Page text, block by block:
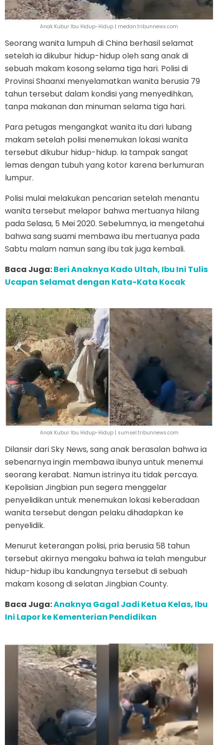
Anak Kubur Ibu Hidup-Hidup | medan.tribunnews.com
Seorang wanita lumpuh di China berhasil selamat
setelah ia dikubur hidup-hidup oleh sang anak di
sebuah makam kosong selama tiga hari. Polisi di
Provinsi Shaanxi menyelamatkan wanita berusia 79
tahun tersebut dalam kondisi yang menyedihkan,
tanpa makanan dan minuman selama tiga hari.
Para petugas mengangkat wanita itu dari lubang
makam setelah polisi menemukan lokasi wanita
tersebut dikubur hidup-hidup. Ia tampak sangat
lemas dengan tubuh yang kotor karena berlumuran
lumpur.
Polisi mulai melakukan pencarian setelah menantu
wanita tersebut melapor bahwa mertuanya hilang
pada Selasa, 5 Mei 2020. Sebelumnya, ia mengetahui
bahwa sang suami membawa ibu mertuanya pada
Sabtu malam namun sang ibu tak juga kembali.
Baca Juga:Beri Anaknya Kado Ultah, Ibu Ini Tulis
Ucapan Selamat dengan Kata-Kata Kocak
Anak Kubur Ibu Hidup-Hidup | sumsel.tribunnews.com
Dilansir dari Sky News, sang anak berasalan bahwa ia
sebenarnya ingin membawa ibunya untuk menemui
seorang kerabat. Namun istrinya itu tidak percaya.
Kepolisian Jingbian pun segera menggelar
penyelidikan untuk menemukan lokasi keberadaan
wanita tersebut dengan pelaku dihadapkan ke
penyelidik.
Menurut keterangan polisi, pria berusia 58 tahun
tersebut akirnya mengaku bahwa ia telah mengubur
hidup-hidup ibu kandungnya tersebut di sebuah
makam kosong di selatan Jingbian County.
Baca Juga:Anaknya Gagal Jadi Ketua Kelas, Ibu
Ini Lapor ke Kementerian Pendidikan